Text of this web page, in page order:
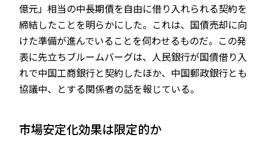
億元」相当の中長期債を自由に借り入れられる契約を
締結したことを明らかにした。これは、国債売却に向
けた準備が進んでいることを伺わせるものだ。この発
表に先立ちブルームバーグは、人民銀行が国債借り入
れで中国工商銀行と契約したほか、中国郵政銀行とも
協議中、とする関係者の話を報じている。
市場安定化効果は限定的か